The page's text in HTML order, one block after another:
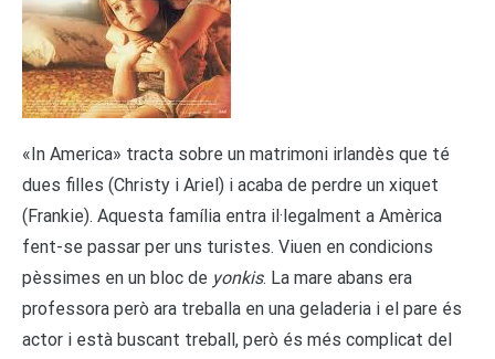
«In America» tracta sobre un matrimoni irlandès que té
dues filles (Christy i Ariel) i acaba de perdre un xiquet
(Frankie). Aquesta família entra il·legalment a Amèrica
fent-se passar per uns turistes. Viuen en condicions
pèssimes en un bloc de yonkis. La mare abans era
professora però ara treballa en una geladeria i el pare és
actor i està buscant treball, però és més complicat del